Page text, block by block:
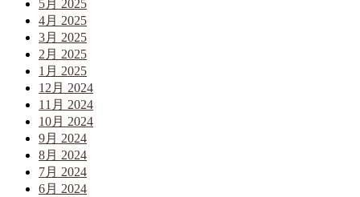
5月 2025
4月 2025
3月 2025
2月 2025
1月 2025
12月 2024
11月 2024
10月 2024
9月 2024
8月 2024
7月 2024
6月 2024